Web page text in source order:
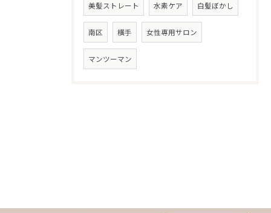
美髪ストレート 水素ケア 白髪ぼかし
南区 横手 女性専用サロン
マンツーマン